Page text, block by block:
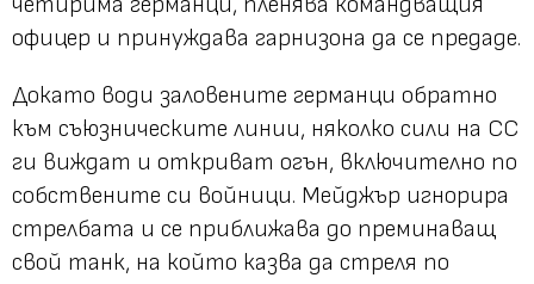
офицер и принуждава гарнизона да се предаде.
Докато води заловените германци обратно
към съюзническите линии, няколко сили на СС
ги виждат и откриват огън, включително по
собствените си войници. Мейджър игнорира
стрелбата и се приближава до преминаващ
свой танк, на който казва да стреля по